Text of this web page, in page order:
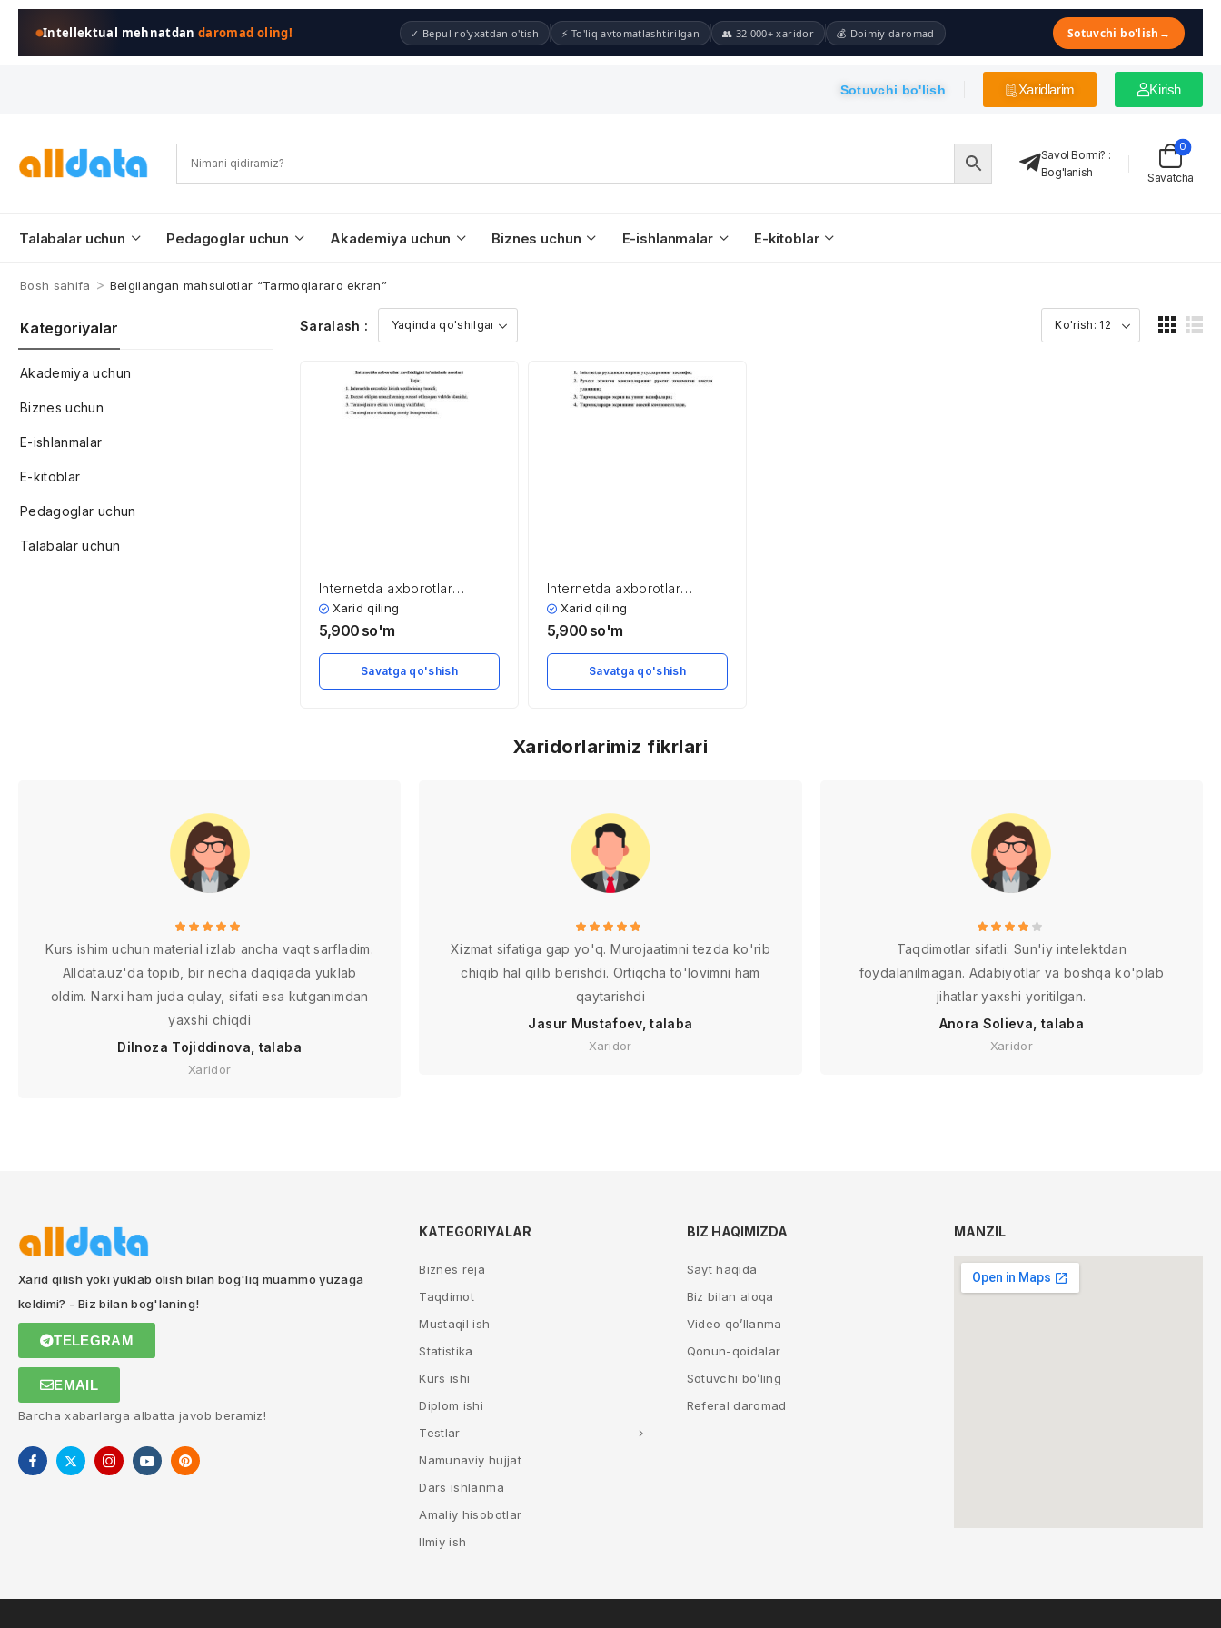
Intellektual mehnatdandaromad oling! ✓ Bepul ro'yxatdan o'tish ⚡ To'liq avtomatlashtirilgan 👥 32 000+ xaridor 💰 Doimiy daromad Sotuvchi bo'lish →
Sotuvchi bo'lish Xaridlarim Kirish
Savol Bormi? :
Bog'lanish
Savatcha
0
Talabalar uchun Pedagoglar uchun Akademiya uchun Biznes uchun E-ishlanmalar E-kitoblar
Bosh sahifa > Belgilangan mahsulotlar “Tarmoqlararo ekran”
Kategoriyalar
Akademiya uchun
Biznes uchun
E-ishlanmalar
E-kitoblar
Pedagoglar uchun
Talabalar uchun
Saralash :
Internetda axborotlar
xavfsizligini ta’minlash
asoslari
Xarid qiling
5,900 so'm
Savatga qo'shish
Internetda axborotlar
xavfsizligini ta’minlash
asoslari
Xarid qiling
5,900 so'm
Savatga qo'shish
Xaridorlarimiz fikrlari
Kurs ishim uchun material izlab ancha vaqt sarfladim.
Alldata.uz'da topib, bir necha daqiqada yuklab
oldim. Narxi ham juda qulay, sifati esa kutganimdan
yaxshi chiqdi
Dilnoza Tojiddinova, talaba
Xaridor
Xizmat sifatiga gap yo'q. Murojaatimni tezda ko'rib
chiqib hal qilib berishdi. Ortiqcha to'lovimni ham
qaytarishdi
Jasur Mustafoev, talaba
Xaridor
Taqdimotlar sifatli. Sun'iy intelektdan
foydalanilmagan. Adabiyotlar va boshqa ko'plab
jihatlar yaxshi yoritilgan.
Anora Solieva, talaba
Xaridor
Xarid qilish yoki yuklab olish bilan bog'liq muammo yuzaga
keldimi? - Biz bilan bog'laning!
TELEGRAM
EMAIL
Barcha xabarlarga albatta javob beramiz!
KATEGORIYALAR
Biznes reja
Taqdimot
Mustaqil ish
Statistika
Kurs ishi
Diplom ishi
Testlar
Namunaviy hujjat
Dars ishlanma
Amaliy hisobotlar
Ilmiy ish
BIZ HAQIMIZDA
Sayt haqida
Biz bilan aloqa
Video qo’llanma
Qonun-qoidalar
Sotuvchi bo’ling
Referal daromad
MANZIL